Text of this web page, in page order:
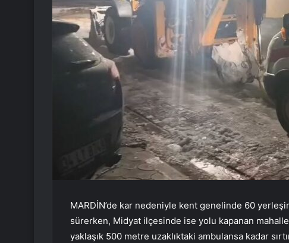
MARDİN’de kar nedeniyle kent genelinde 60
sürerken, Midyat ilçesinde ise yolu kapanan
yaklaşık 500 metre uzaklıktaki ambulansa kadar